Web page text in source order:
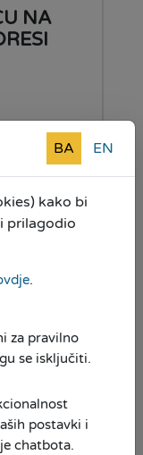
NA
BA EN
kako bi
prilagodio
.
za pravilno
se isključiti.
postavki i
chatbota.